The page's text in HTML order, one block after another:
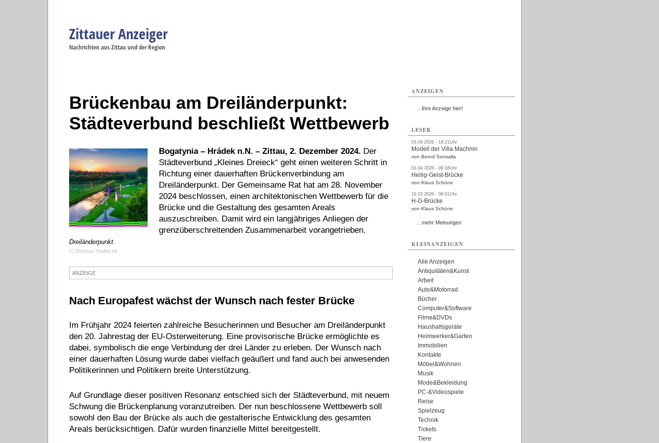
Zittauer Anzeiger
Nachrichten aus Zittau und der Region
Brückenbau am Dreiländerpunkt:
Städteverbund beschließt Wettbewerb
Bogatynia – Hrádek n.N. – Zittau, 2. Dezember 2024. Der
Städteverbund „Kleines Dreieck“ geht einen weiteren Schritt in
Richtung einer dauerhaften Brückenverbindung am
Dreiländerpunkt. Der Gemeinsame Rat hat am 28. November
2024 beschlossen, einen architektonischen Wettbewerb für die
Brücke und die Gestaltung des gesamten Areals
auszuschreiben. Damit wird ein langjähriges Anliegen der
grenzüberschreitenden Zusammenarbeit vorangetrieben.
Dreiländerpunkt.
(C)Roman Sedlacek
ANZEIGE
Nach Europafest wächst der Wunsch nach fester Brücke
Im Frühjahr 2024 feierten zahlreiche Besucherinnen und Besucher am Dreiländerpunkt
den 20. Jahrestag der EU-Osterweiterung. Eine provisorische Brücke ermöglichte es
dabei, symbolisch die enge Verbindung der drei Länder zu erleben. Der Wunsch nach
einer dauerhaften Lösung wurde dabei vielfach geäußert und fand auch bei anwesenden
Politikerinnen und Politikern breite Unterstützung.
Auf Grundlage dieser positiven Resonanz entschied sich der Städteverbund, mit neuem
Schwung die Brückenplanung voranzutreiben. Der nun beschlossene Wettbewerb soll
sowohl den Bau der Brücke als auch die gestalterische Entwicklung des gesamten
Areals berücksichtigen. Dafür wurden finanzielle Mittel bereitgestellt.
ANZEIGEN
...Ihre Anzeige hier!
LESER
03.04.2026 - 18:21Uhr
Modell der Villa Machnin
von Bernd Sonsalla
03.04.2026 - 09:16Uhr
Heilig-Geist-Brücke
von Klaus Schöne
19.03.2026 - 09:01Uhr
H-G-Brücke
von Klaus Schöne
...mehr Meinungen
KLEINANZEIGEN
Alle Anzeigen
Antiquitäten&Kunst
Arbeit
Auto&Motorrad
Bücher
Computer&Software
Filme&DVDs
Haushaltsgeräte
Heimwerker&Garten
Immobilien
Kontakte
Möbel&Wohnen
Musik
Mode&Bekleidung
PC-&Videospiele
Reise
Spielzeug
Technik
Tickets
Tiere